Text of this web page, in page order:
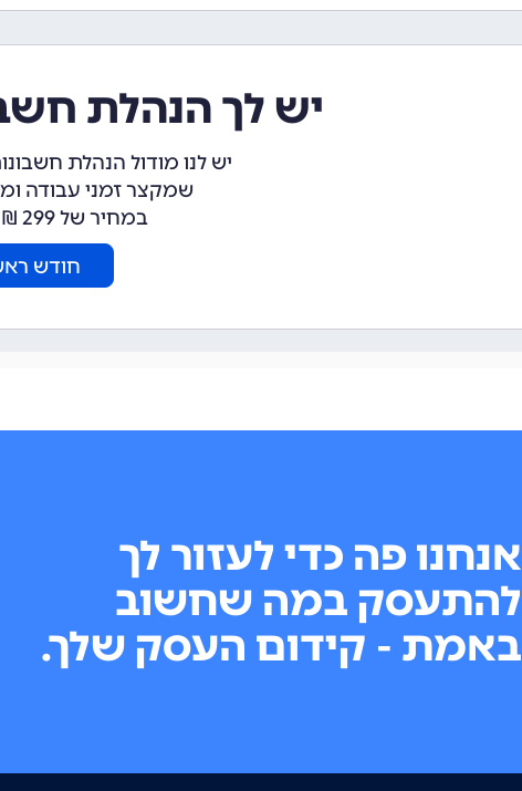
אנחנו פה כדי לעזור לך
להתעסק במה שחשוב
באמת - קידום העסק שלך.